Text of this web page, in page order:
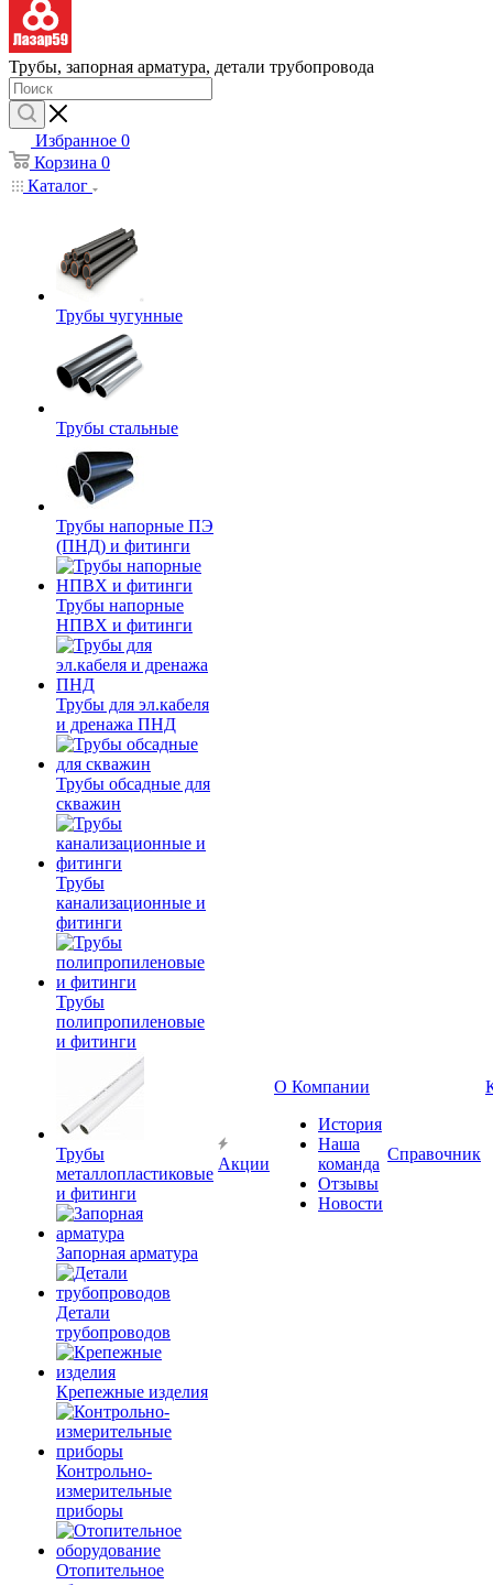
Трубы, запорная арматура, детали трубопровода
Избранное 0
Корзина 0
Каталог
Трубы чугунные
Трубы стальные
Трубы напорные ПЭ
(ПНД) и фитинги
Трубы напорные
НПВХ и фитинги
Трубы для эл.кабеля
и дренажа ПНД
Трубы обсадные для
скважин
Трубы
канализационные и
фитинги
Трубы
полипропиленовые
и фитинги
Трубы
металлопластиковые
и фитинги
Запорная арматура
Детали
трубопроводов
Крепежные изделия
Контрольно-
измерительные
приборы
Отопительное
Акции
О Компании
История
Наша
команда
Отзывы
Новости
Справочник